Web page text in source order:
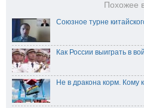
Похожее
Союзное турне
Как России выиграть в
Не в дракона корм. Кому